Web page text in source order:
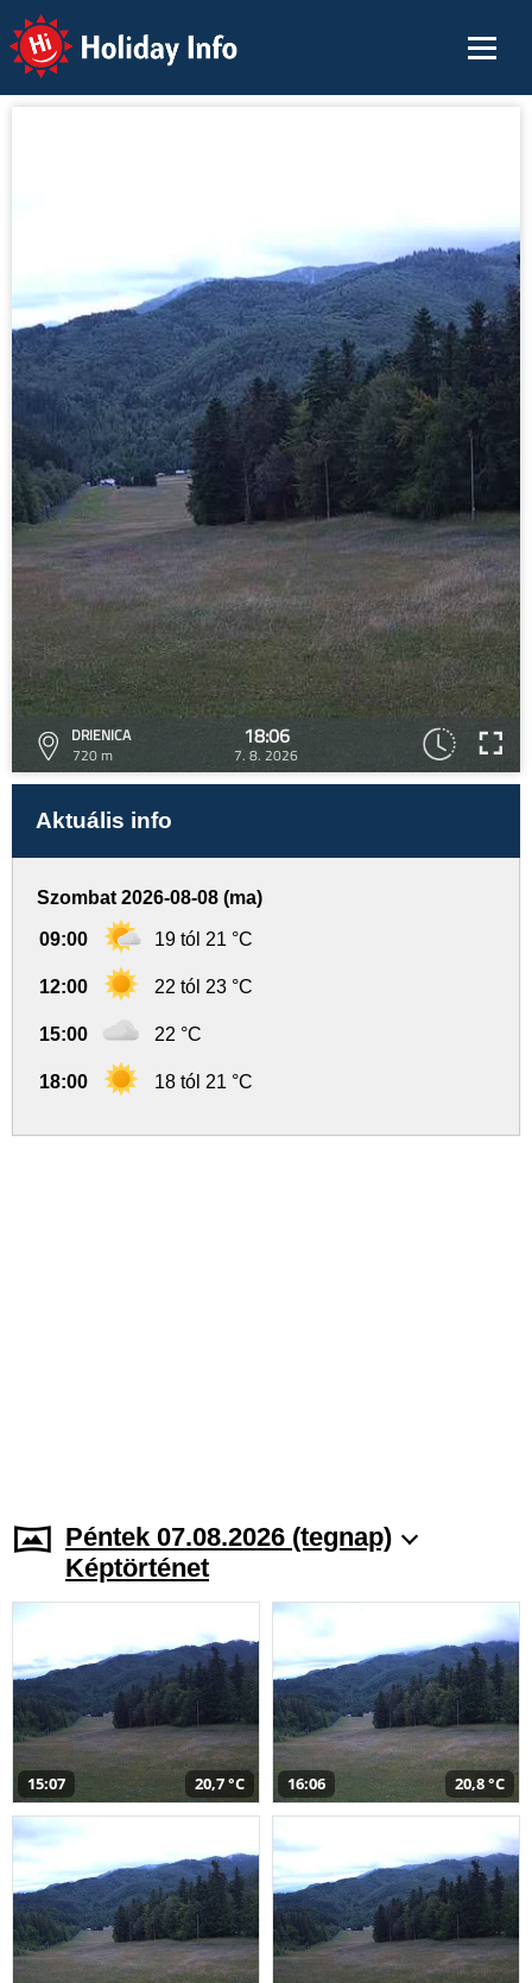
Holiday Info
DRIENICA
720 m
18:06
7. 8. 2026
Aktuális info
Szombat 2026-08-08 (ma)
09:00 19 tól 21 °C
12:00 22 tól 23 °C
15:00 22 °C
18:00 18 tól 21 °C
Péntek 07.08.2026 (tegnap)
Képtörténet
15:07 20,7 °C 16:06 20,8 °C